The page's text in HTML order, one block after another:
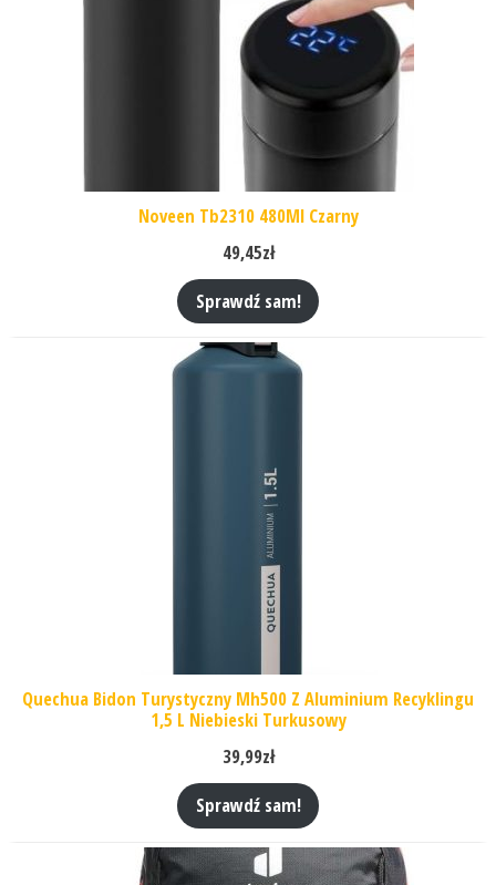
Noveen Tb2310 480Ml Czarny
49,45zł
Sprawdź sam!
Quechua Bidon Turystyczny Mh500 Z Aluminium Recyklingu
1,5 L Niebieski Turkusowy
39,99zł
Sprawdź sam!